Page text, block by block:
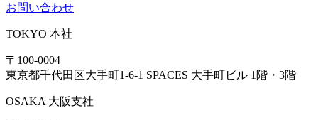
お問い合わせ
TOKYO 本社
〒100-0004
東京都千代田区大手町1-6-1 SPACES 大手町ビル 1階・3階
OSAKA 大阪支社